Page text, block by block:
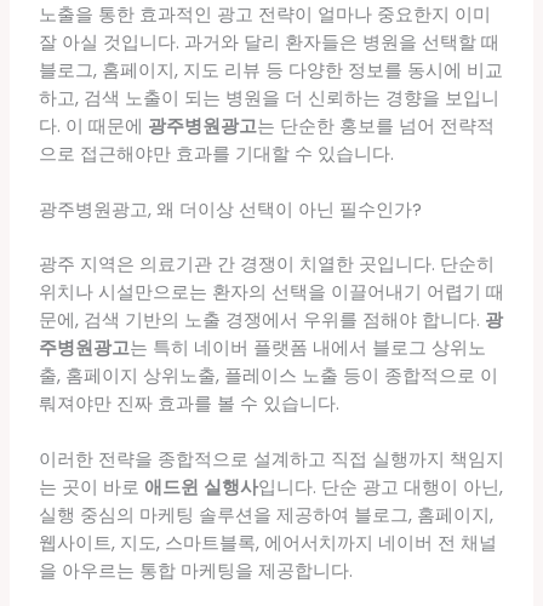
노출을 통한 효과적인 광고 전략이 얼마나 중요한지 이미
잘 아실 것입니다. 과거와 달리 환자들은 병원을 선택할 때
블로그, 홈페이지, 지도 리뷰 등 다양한 정보를 동시에 비교
하고, 검색 노출이 되는 병원을 더 신뢰하는 경향을 보입니
다. 이 때문에 광주병원광고는 단순한 홍보를 넘어 전략적
으로 접근해야만 효과를 기대할 수 있습니다.
광주병원광고, 왜 더이상 선택이 아닌 필수인가?
광주 지역은 의료기관 간 경쟁이 치열한 곳입니다. 단순히
위치나 시설만으로는 환자의 선택을 이끌어내기 어렵기 때
문에, 검색 기반의 노출 경쟁에서 우위를 점해야 합니다. 광
주병원광고는 특히 네이버 플랫폼 내에서 블로그 상위노
출, 홈페이지 상위노출, 플레이스 노출 등이 종합적으로 이
뤄져야만 진짜 효과를 볼 수 있습니다.
이러한 전략을 종합적으로 설계하고 직접 실행까지 책임지
는 곳이 바로 애드윈 실행사입니다. 단순 광고 대행이 아닌,
실행 중심의 마케팅 솔루션을 제공하여 블로그, 홈페이지,
웹사이트, 지도, 스마트블록, 에어서치까지 네이버 전 채널
을 아우르는 통합 마케팅을 제공합니다.